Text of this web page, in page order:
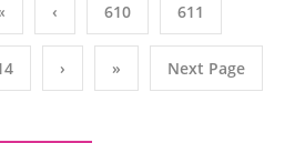
‹ 610 611
› » Next Page